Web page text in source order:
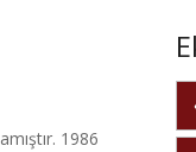
1986